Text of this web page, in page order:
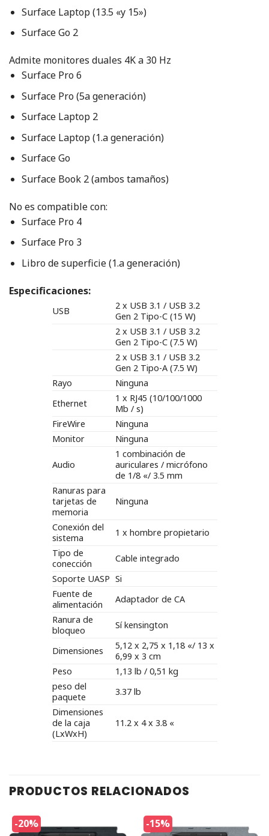
Surface Laptop (13.5 «y 15»)
Surface Go 2
Admite monitores duales 4K a 30 Hz
Surface Pro 6
Surface Pro (5a generación)
Surface Laptop 2
Surface Laptop (1.a generación)
Surface Go
Surface Book 2 (ambos tamaños)
No es compatible con:
Surface Pro 4
Surface Pro 3
Libro de superficie (1.a generación)
Especificaciones:
USB
2 x USB 3.1 / USB 3.2
Gen 2 Tipo-C (15 W)
2 x USB 3.1 / USB 3.2
Gen 2 Tipo-C (7.5 W)
2 x USB 3.1 / USB 3.2
Gen 2 Tipo-A (7.5 W)
Rayo
Ninguna
Ethernet
1 x RJ45 (10/100/1000
Mb / s)
FireWire
Ninguna
Monitor
Ninguna
Audio
1 combinación de
auriculares / micrófono
de 1/8 «/ 3.5 mm
Ranuras para
tarjetas de
memoria
Ninguna
Conexión del
sistema
1 x hombre propietario
Tipo de
conección
Cable integrado
Soporte UASP Si
Fuente de
alimentación
Adaptador de CA
Ranura de
bloqueo
Sí kensington
Dimensiones
5,12 x 2,75 x 1,18 «/ 13 x
6,99 x 3 cm
Peso
1,13 lb / 0,51 kg
peso del
paquete
3.37 lb
Dimensiones
de la caja
(LxWxH)
11.2 x 4 x 3.8 «
PRODUCTOS RELACIONADOS
-20% -15%